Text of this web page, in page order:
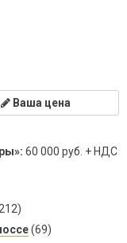
Ваша цена
60 000 руб. + НДС
(69)